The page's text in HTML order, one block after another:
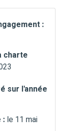
:
charte
sur l'année
: le 11 mai